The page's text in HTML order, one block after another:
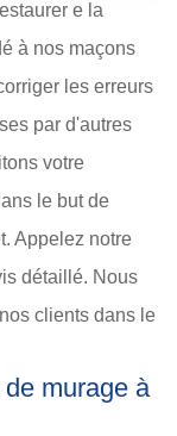
e la
à nos maçons
les erreurs
par d'autres
votre
le but de
Appelez notre
détaillé. Nous
clients dans le
murage à